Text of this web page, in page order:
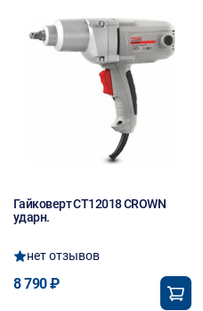
Гайковерт CT12018 CROWN
ударн.
нет отзывов
8 790 ₽